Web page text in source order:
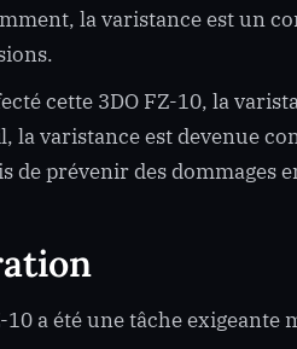
la varistance est un
cette 3DO FZ-10, la
la varistance est devenue
de prévenir des dommages
a été une tâche exigeante